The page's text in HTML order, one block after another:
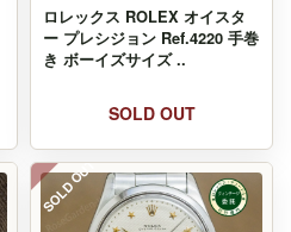
ロレックス ROLEX オイスタ
ー プレシジョン Ref.4220 手巻
き ボーイズサイズ ..
SOLD OUT
SOLD OUT